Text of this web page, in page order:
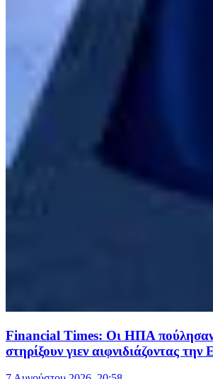
Financial Times: Οι ΗΠΑ
στηρίξουν γιεν αιφνιδιάζοντας